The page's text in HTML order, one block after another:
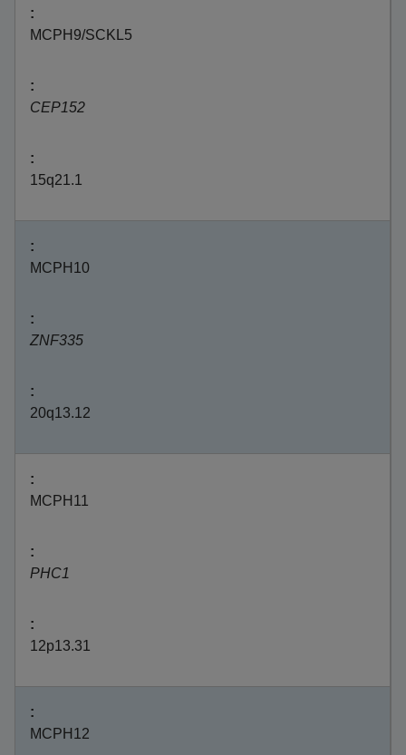
MCPH9/SCKL5
CEP152
15q21.1
MCPH10
ZNF335
20q13.12
MCPH11
PHC1
12p13.31
MCPH12